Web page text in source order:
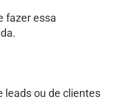
fazer essa
leads ou de clientes